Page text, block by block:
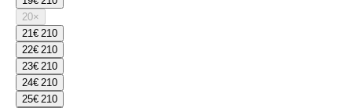
20×
21€ 210
22€ 210
23€ 210
24€ 210
25€ 210